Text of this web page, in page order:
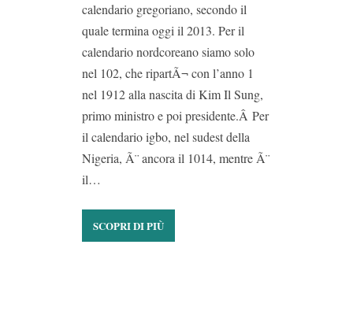
calendario gregoriano, secondo il
quale termina oggi il 2013. Per il
calendario nordcoreano siamo solo
nel 102, che ripartÃ¬ con l’anno 1
nel 1912 alla nascita di Kim Il Sung,
primo ministro e poi presidente.Â Per
il calendario igbo, nel sudest della
Nigeria, Ã¨ ancora il 1014, mentre Ã¨
il…
SCOPRI DI PIÙ